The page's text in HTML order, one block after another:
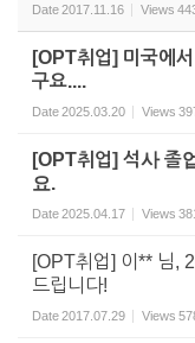
Date2017.11.16 Views
[OPT취업] 미국에
구요....
Date2025.03.20 Views
[OPT취업] 석사 졸
요.
Date2025.04.17 Views
[OPT취업] 이** 님,
드립니다!
Date2017.07.29 Views